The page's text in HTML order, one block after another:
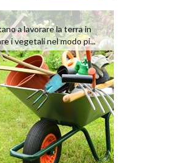
a lavorare la terra in
i vegetali nel modo pi...